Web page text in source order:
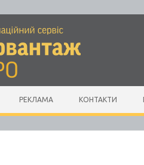
РЕКЛАМА КОНТАКТИ